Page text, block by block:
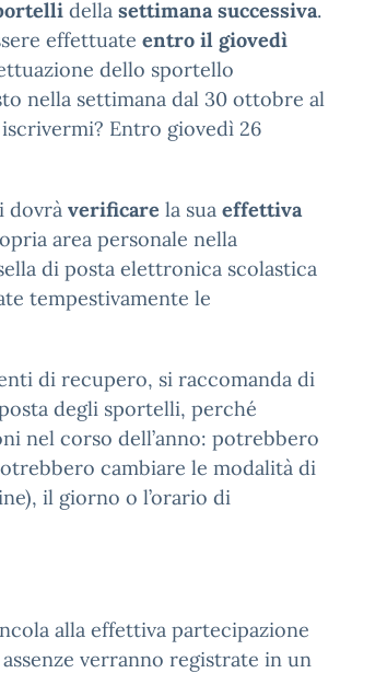
della settimana successiva.
effettuate entro il giovedì
dello sportello
nella settimana dal 30 ottobre al
Entro giovedì 26
dovrà verificare la sua effettiva
area personale nella
di posta elettronica scolastica
tempestivamente le
di recupero, si raccomanda di
degli sportelli, perché
nel corso dell’anno: potrebbero
cambiare le modalità di
il giorno o l’orario di
alla effettiva partecipazione
verranno registrate in un